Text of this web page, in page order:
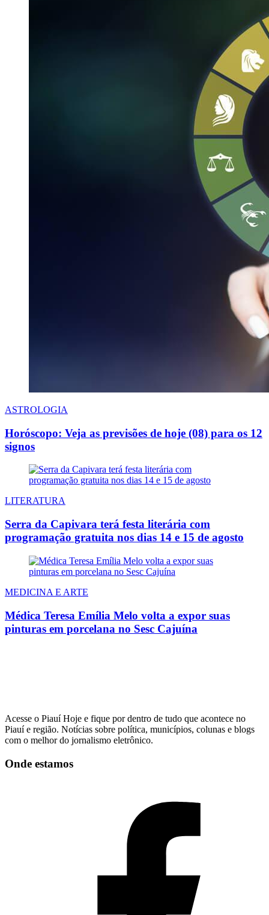
ASTROLOGIA
Horóscopo: Veja as previsões de hoje (08) para os 12
signos
LITERATURA
Serra da Capivara terá festa literária com
programação gratuita nos dias 14 e 15 de agosto
MEDICINA E ARTE
Médica Teresa Emília Melo volta a expor suas
pinturas em porcelana no Sesc Cajuína
Acesse o Piauí Hoje e fique por dentro de tudo que acontece no
Piauí e região. Notícias sobre política, municípios, colunas e blogs
com o melhor do jornalismo eletrônico.
Onde estamos